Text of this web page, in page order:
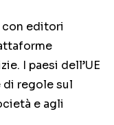
con editori
I paesi dell’UE
di regole sul
e agli